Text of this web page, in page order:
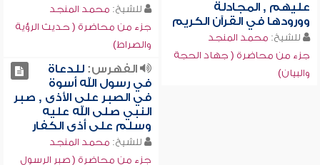
عليهم , المجادلة
وورودها في القرآن الكريم
للشيخ: محمد المنجد
جزء من محاضرة ( جهاد الحجة
والبيان)
للشيخ: محمد المنجد
جزء من محاضرة ( حديث الرؤية
والصراط)
الفهرس:للدعاة
في رسول الله أسوة
في الصبر على الأذى , صبر
النبي صلى الله عليه
وسلم على أذى الكفار
للشيخ: محمد المنجد
جزء من محاضرة ( صبر الرسول